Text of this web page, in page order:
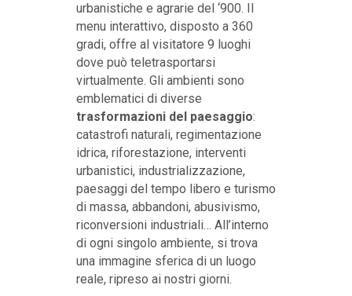
urbanistiche e agrarie del ‘900. Il
menu interattivo, disposto a 360
gradi, offre al visitatore 9 luoghi
dove può teletrasportarsi
virtualmente. Gli ambienti sono
emblematici di diverse
trasformazioni del paesaggio:
catastrofi naturali, regimentazione
idrica, riforestazione, interventi
urbanistici, industrializzazione,
paesaggi del tempo libero e turismo
di massa, abbandoni, abusivismo,
riconversioni industriali… All’interno
di ogni singolo ambiente, si trova
una immagine sferica di un luogo
reale, ripreso ai nostri giorni.